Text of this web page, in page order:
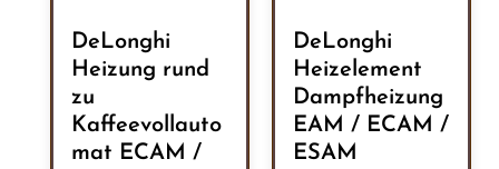
DeLonghi
Heizung rund
zu
Kaffeevollauto
mat ECAM /
DeLonghi
Heizelement
Dampfheizung
EAM / ECAM /
ESAM